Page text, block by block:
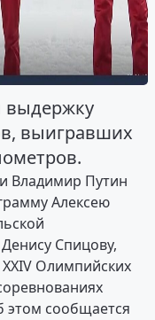
выдержку
выигравших
Владимир Путин
Алексею
Спицову,
Олимпийских
этом сообщается